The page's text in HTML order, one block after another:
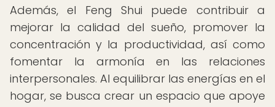
Además, el Feng Shui puede contribuir a
mejorar la calidad del sueño, promover la
concentración y la productividad, así como
fomentar la armonía en las relaciones
interpersonales. Al equilibrar las energías en el
hogar, se busca crear un espacio que apoye